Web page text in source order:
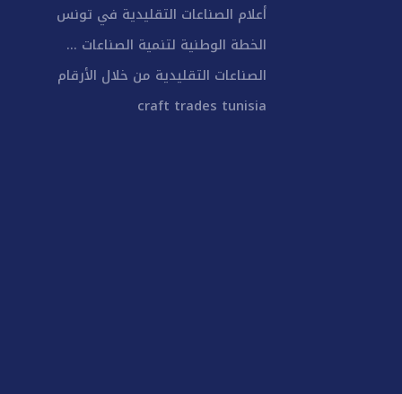
أعلام الصناعات التقليدية في تونس
الخطة الوطنية لتنمية الصناعات ...
الصناعات التقليدية من خلال الأرقام
craft trades tunisia